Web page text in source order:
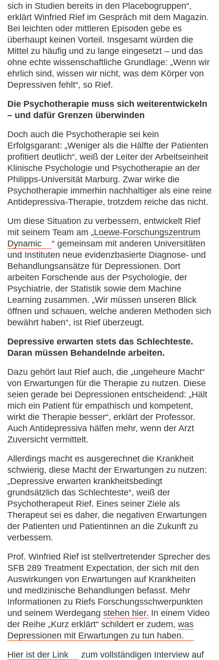
sich in Studien bereits in den Placebogruppen“,
erklärt Winfried Rief im Gespräch mit dem Magazin.
Bei leichten oder mittleren Episoden gebe es
überhaupt keinen Vorteil. Insgesamt würden die
Mittel zu häufig und zu lange eingesetzt – und das
ohne echte wissenschaftliche Grundlage: „Wenn wir
ehrlich sind, wissen wir nicht, was dem Körper von
Depressiven fehlt“, so Rief.
Die Psychotherapie muss sich weiterentwickeln
– und dafür Grenzen überwinden
Doch auch die Psychotherapie sei kein
Erfolgsgarant: „Weniger als die Hälfte der Patienten
profitiert deutlich“, weiß der Leiter der Arbeitseinheit
Klinische Psychologie und Psychotherapie an der
Philipps-Universität Marburg. Zwar wirke die
Psychotherapie immerhin nachhaltiger als eine reine
Antidepressiva-Therapie, trotzdem reiche das nicht.
Um diese Situation zu verbessern, entwickelt Rief
mit seinem Team am „Loewe-Forschungszentrum
Dynamic
“ gemeinsam mit anderen Universitäten
und Instituten neue evidenzbasierte Diagnose- und
Behandlungsansätze für Depressionen. Dort
arbeiten Forschende aus der Psychologie, der
Psychiatrie, der Statistik sowie dem Machine
Learning zusammen. „Wir müssen unseren Blick
öffnen und schauen, welche anderen Methoden sich
bewährt haben“, ist Rief überzeugt.
Depressive erwarten stets das Schlechteste.
Daran müssen Behandelnde arbeiten.
Dazu gehört laut Rief auch, die „ungeheure Macht“
von Erwartungen für die Therapie zu nutzen. Diese
seien gerade bei Depressionen entscheidend: „Hält
mich ein Patient für empathisch und kompetent,
wirkt die Therapie besser“, erklärt der Professor.
Auch Antidepressiva hälfen mehr, wenn der Arzt
Zuversicht vermittelt.
Allerdings macht es ausgerechnet die Krankheit
schwierig, diese Macht der Erwartungen zu nutzen:
„Depressive erwarten krankheitsbedingt
grundsätzlich das Schlechteste“, weiß der
Psychotherapeut Rief. Eines seiner Ziele als
Therapeut sei es daher, die negativen Erwartungen
der Patienten und Patientinnen an die Zukunft zu
verbessern.
Prof. Winfried Rief ist stellvertretender Sprecher des
SFB 289 Treatment Expectation, der sich mit den
Auswirkungen von Erwartungen auf Krankheiten
und medizinische Behandlungen befasst. Mehr
Informationen zu Riefs Forschungsschwerpunkten
und seinem Werdegang stehen hier. In einem Video
der Reihe „Kurz erklärt“ schildert er zudem, was
Depressionen mit Erwartungen zu tun haben.
Hier ist der Link
zum vollständigen Interview auf